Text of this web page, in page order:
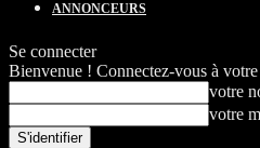
ANNONCEURS
Se connecter
Bienvenue ! Connectez-vous à
votre
votre